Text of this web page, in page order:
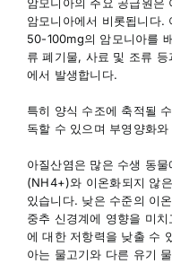
암모니아에서 비롯됩니다.
50-100mg의 암모니아를
류 폐기물, 사료 및 조류
에서 발생합니다.
특히 양식 수조에 축적될
독할 수 있으며 부영양화
아질산염은 많은 수생 동
(NH4+)와 이온화되지 않
있습니다. 낮은 수준의 이
중추 신경계에 영향을 미
에 대한 저항력을 낮출 수
아는 물고기와 다른 유기